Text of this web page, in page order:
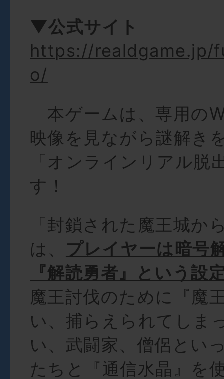
▼公式サイト
https://realdgame.jp/
o/
本ゲームは、専用の
映像を見ながら謎解き
「オンラインリアル脱
す！
「封鎖された魔王城か
は、 プレイヤーは暗号
『解読勇者』という設
魔王討伐のために『魔
い、捕らえられてしま
い、武闘家、僧侶とい
たちと『通信水晶』を